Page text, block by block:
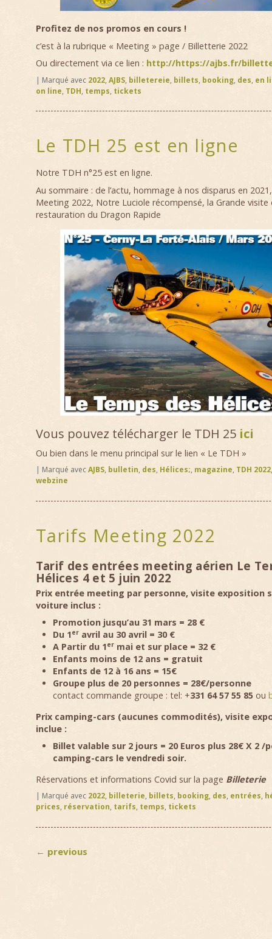
Profitez de nos promos en cours !
c’est à la rubrique « Meeting » page / Billetterie 2022
Ou directement via ce lien : http://https://ajbs.fr/
| Marqué avec 2022, AJBS, billetereie, billets, booking, des, en
on line, TDH, temps, tickets
Le TDH 25 est en ligne
Notre TDH n°25 est en ligne.
Au sommaire : de l’actu, hommage à nos disparus en
Meeting 2022, Notre Luciole récompensé, la Grande visite
restauration du Dragon Rapide
Vous pouvez télécharger le TDH 25 ici
Ou bien dans le menu principal sur le lien « Le TDH »
| Marqué avec AJBS, bulletin, des, Hélices;, magazine, TDH 2022
webzine
Tarifs Meeting 2022
Tarif des entrées meeting aérien Le
Hélices 4 et 5 juin 2022
Prix entrée meeting par personne, visite exposition
voiture inclus :
Promotion jusqu’au 31 mars = 28 €
Du 1er avril au 30 avril = 30 €
A Partir du 1er mai et sur place = 32 €
Enfants moins de 12 ans = gratuit
Enfants de 12 à 16 ans = 15€
Groupe plus de 20 personnes = 28€/personne
contact commande groupe : tel: +331 64 57 55 85 ou
Prix camping-cars (aucunes commodités), visite
inclue :
Billet valable sur 2 jours = 20 Euros plus 28€ X 2 /
camping-cars le vendredi soir.
Réservations et informations Covid sur la page Billeterie
| Marqué avec 2022, billeterie, billets, booking, des, entrées,
prices, réservation, tarifs, temps, tickets
← previous